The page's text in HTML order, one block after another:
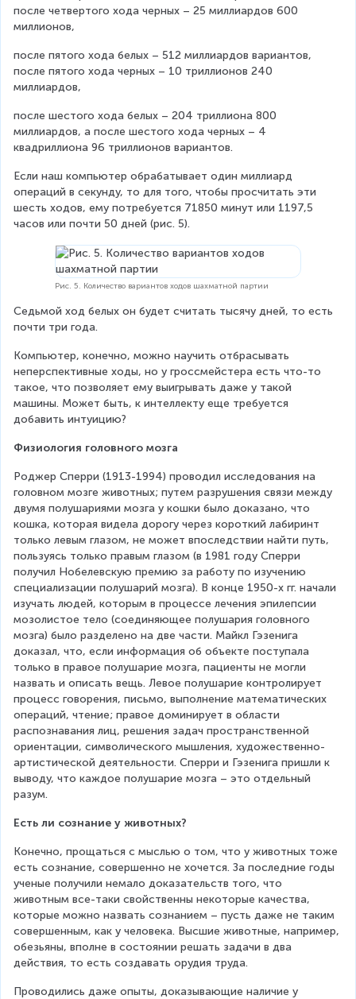
после четвертого хода черных – 25 миллиардов 600
миллионов,
после пятого хода белых – 512 миллиардов вариантов,
после пятого хода черных – 10 триллионов 240
миллиардов,
после шестого хода белых – 204 триллиона 800
миллиардов, а после шестого хода черных – 4
квадриллиона 96 триллионов вариантов.
Если наш компьютер обрабатывает один миллиард
операций в секунду, то для того, чтобы просчитать эти
шесть ходов, ему потребуется 71850 минут или 1197,5
часов или почти 50 дней (рис. 5).
Рис. 5. Количество вариантов ходов шахматной партии
Седьмой ход белых он будет считать тысячу дней, то есть
почти три года.
Компьютер, конечно, можно научить отбрасывать
неперспективные ходы, но у гроссмейстера есть что-то
такое, что позволяет ему выигрывать даже у такой
машины. Может быть, к интеллекту еще требуется
добавить интуицию?
Физиология головного мозга
Роджер Сперри (1913-1994) проводил исследования на
головном мозге животных; путем разрушения связи между
двумя полушариями мозга у кошки было доказано, что
кошка, которая видела дорогу через короткий лабиринт
только левым глазом, не может впоследствии найти путь,
пользуясь только правым глазом (в 1981 году Сперри
получил Нобелевскую премию за работу по изучению
специализации полушарий мозга). В конце 1950-х гг. начали
изучать людей, которым в процессе лечения эпилепсии
мозолистое тело (соединяющее полушария головного
мозга) было разделено на две части. Майкл Гэзенига
доказал, что, если информация об объекте поступала
только в правое полушарие мозга, пациенты не могли
назвать и описать вещь. Левое полушарие контролирует
процесс говорения, письмо, выполнение математических
операций, чтение; правое доминирует в области
распознавания лиц, решения задач пространственной
ориентации, символического мышления, художественно-
артистической деятельности. Сперри и Гэзенига пришли к
выводу, что каждое полушарие мозга – это отдельный
разум.
Есть ли сознание у животных?
Конечно, прощаться с мыслью о том, что у животных тоже
есть сознание, совершенно не хочется. За последние годы
ученые получили немало доказательств того, что
животным все-таки свойственны некоторые качества,
которые можно назвать сознанием – пусть даже не таким
совершенным, как у человека. Высшие животные, например,
обезьяны, вполне в состоянии решать задачи в два
действия, то есть создавать орудия труда.
Проводились даже опыты, доказывающие наличие у